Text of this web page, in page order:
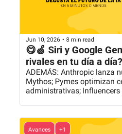
Jun 10, 2026 • 8 min read
😋🍏 Siri y Google
rivales en tu día a día?
ADEMÁS: Anthropic lanza
Mythos; Pymes optimizan
administrativas; Influencers
Avances +1